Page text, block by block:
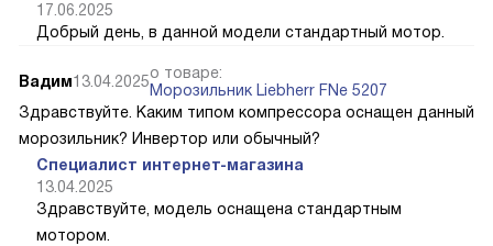
17.06.2025
Добрый день, в данной модели стандартный мотор.
Вадим13.04.2025о товаре:
Морозильник Liebherr FNe 5207
Здравствуйте. Каким типом компрессора оснащен данный
морозильник? Инвертор или обычный?
Специалист интернет-магазина
13.04.2025
Здравствуйте, модель оснащена стандартным
мотором.